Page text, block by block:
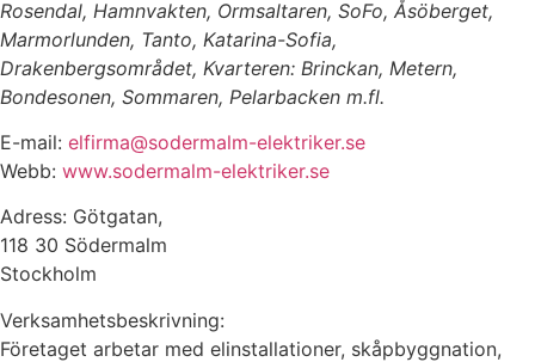
Rosendal, Hamnvakten, Ormsaltaren, SoFo, Åsöberget,
Marmorlunden, Tanto, Katarina-Sofia,
Drakenbergsområdet, Kvarteren: Brinckan, Metern,
Bondesonen, Sommaren, Pelarbacken m.fl.
E-mail: elfirma@sodermalm-elektriker.se
Webb: www.sodermalm-elektriker.se
Adress: Götgatan,
118 30 Södermalm
Stockholm
Verksamhetsbeskrivning:
Företaget arbetar med elinstallationer, skåpbyggnation,